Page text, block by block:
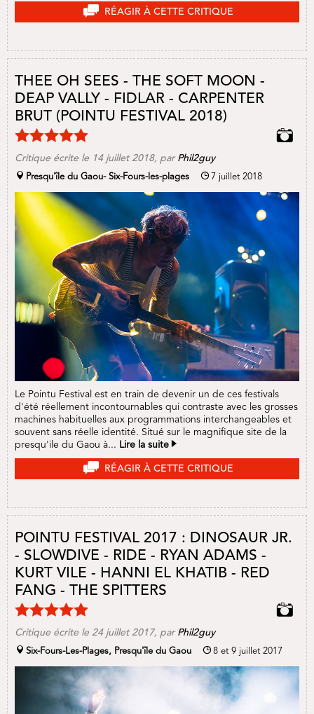
RÉAGIR À CETTE CRITIQUE
THEE OH SEES - THE SOFT MOON -
DEAP VALLY - FIDLAR - CARPENTER
BRUT (POINTU FESTIVAL 2018)
Critique écrite le 14 juillet 2018, par Phil2guy
Presqu'île du Gaou- Six-Fours-les-plages 7 juillet 2018
Le Pointu Festival est en train de devenir un de ces festivals
d'été réellement incontournables qui contraste avec les grosses
machines habituelles aux programmations interchangeables et
souvent sans réelle identité. Situé sur le magnifique site de la
presqu'ile du Gaou à... Lire la suite
RÉAGIR À CETTE CRITIQUE
POINTU FESTIVAL 2017 : DINOSAUR JR.
- SLOWDIVE - RIDE - RYAN ADAMS -
KURT VILE - HANNI EL KHATIB - RED
FANG - THE SPITTERS
Critique écrite le 24 juillet 2017, par Phil2guy
Six-Fours-Les-Plages, Presqu'île du Gaou 8 et 9 juillet 2017